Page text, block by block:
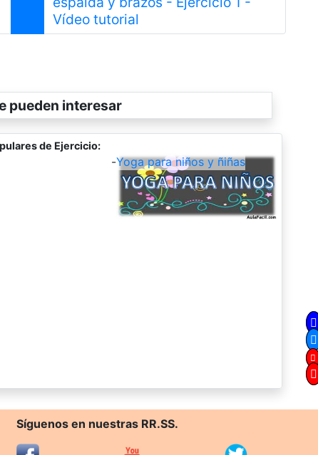
Vídeo tutorial
pueden interesar
de Ejercicio:
-Yoga para niños y ñiñas
Síguenos en nuestras RR.SS.